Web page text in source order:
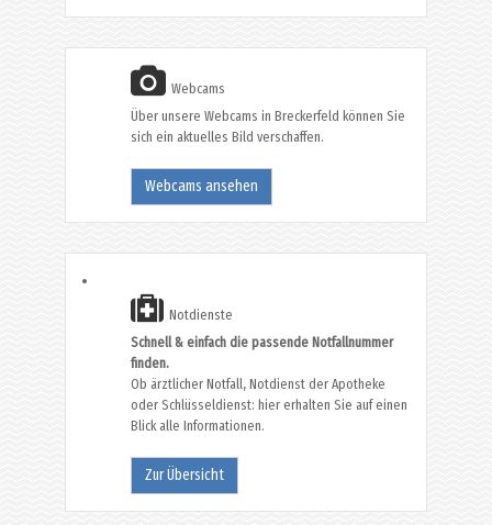
Webcams
Über unsere Webcams in Breckerfeld können Sie
sich ein aktuelles Bild verschaffen.
Webcams ansehen
Notdienste
Schnell & einfach die passende Notfallnummer
finden.
Ob ärztlicher Notfall, Notdienst der Apotheke
oder Schlüsseldienst: hier erhalten Sie auf einen
Blick alle Informationen.
Zur Übersicht